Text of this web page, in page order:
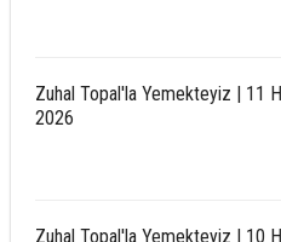
Zuhal Topal'la Yemekteyiz | 11
2026
Zuhal Topal'la Yemekteyiz | 10